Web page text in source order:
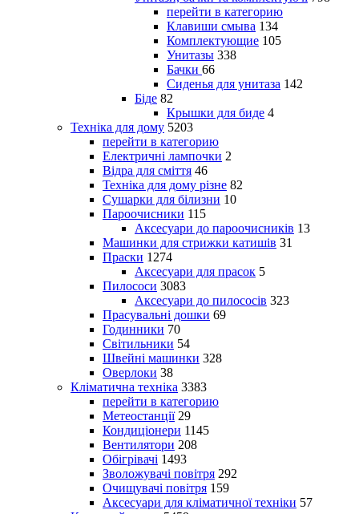
перейти в категорию
Клавиши смыва 134
Комплектующие 105
Унитазы 338
Бачки 66
Сиденья для унитаза 142
Біде 82
Крышки для биде 4
Техніка для дому 5203
перейти в категорию
Електричні лампочки 2
Відра для сміття 46
Техніка для дому різне 82
Сушарки для білизни 10
Пароочисники 115
Аксесуари до пароочисників 13
Машинки для стрижки катишів 31
Праски 1274
Аксесуари для прасок 5
Пилососи 3083
Аксесуари до пилососів 323
Прасувальні дошки 69
Годинники 70
Світильники 54
Швейні машинки 328
Оверлоки 38
Кліматична техніка 3383
перейти в категорию
Метеостанції 29
Кондиціонери 1145
Вентилятори 208
Обігрівачі 1493
Зволожувачі повітря 292
Очищувачі повітря 159
Аксесуари для кліматичної техніки 57